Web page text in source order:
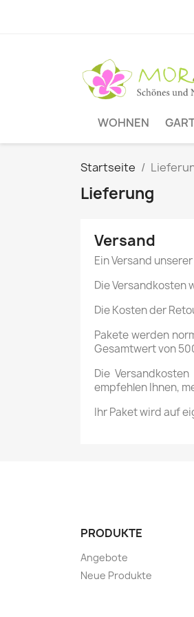
WOHNEN
Startseite
Lieferung
Versand
Ein Versand
Die Versandkosten
Die Kosten der
Pakete werden
Gesamtwert von
Die
empfehlen Ihnen,
Ihr Paket wird auf
PRODUKTE
Angebote
Neue Produkte